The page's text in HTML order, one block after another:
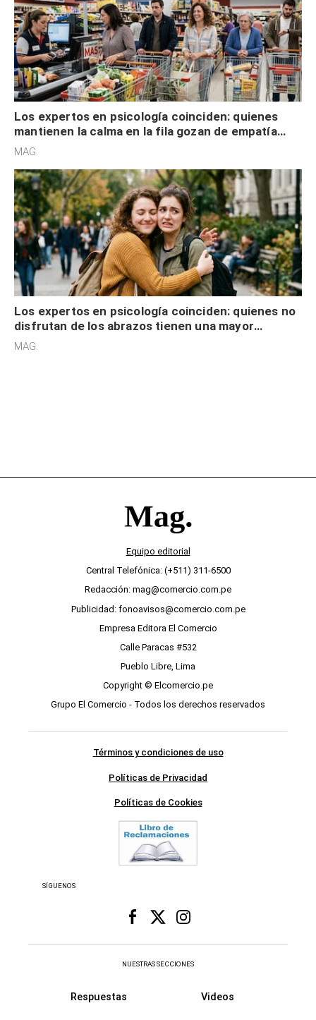
Los expertos en psicología coinciden: quienes
mantienen la calma en la fila gozan de empatía
cognitiva, gratitud y no solo tienen autocontrol
MAG.
Los expertos en psicología coinciden: quienes no
disfrutan de los abrazos tienen una mayor
sensibilidad a los estímulos físicos y no es por
MAG.
Equipo editorial
Central Telefónica: (+511) 311-6500
Redacción: mag@comercio.com.pe
Publicidad: fonoavisos@comercio.com.pe
Empresa Editora El Comercio
Calle Paracas #532
Pueblo Libre, Lima
Copyright © Elcomercio.pe
Grupo El Comercio - Todos los derechos reservados
Términos y condiciones de uso
Políticas de Privacidad
Políticas de Cookies
SÍGUENOS
NUESTRAS SECCIONES
Respuestas Videos